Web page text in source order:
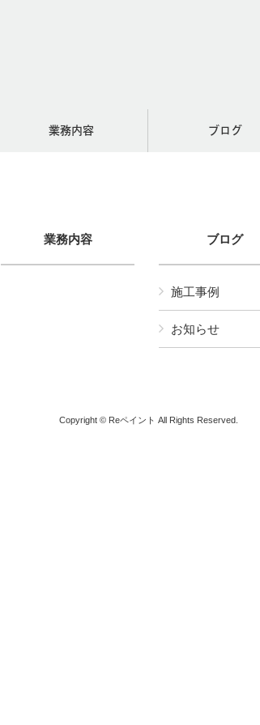
業務内容 ブログ
業務内容 ブログ
施工事例
お知らせ
Copyright © Reペイント All Rights Reserved.